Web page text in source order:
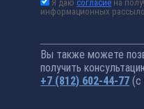
Я даюсогласие на
информационных
Вы также можете
получить
+7 (812) 602-44-77 (с